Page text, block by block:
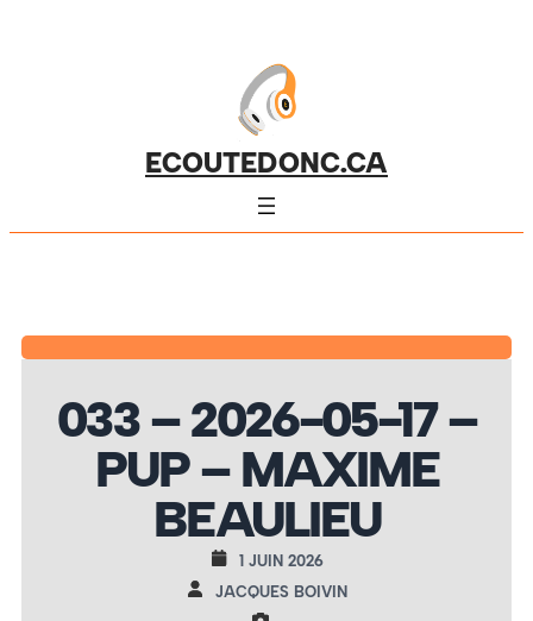
ECOUTEDONC.CA
033 – 2026-05-17 –
PUP – MAXIME
BEAULIEU
1 JUIN 2026
JACQUES BOIVIN